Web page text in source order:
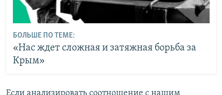
БОЛЬШЕ ПО ТЕМЕ:
«Нас ждет сложная и затяжная борьба за
Крым»